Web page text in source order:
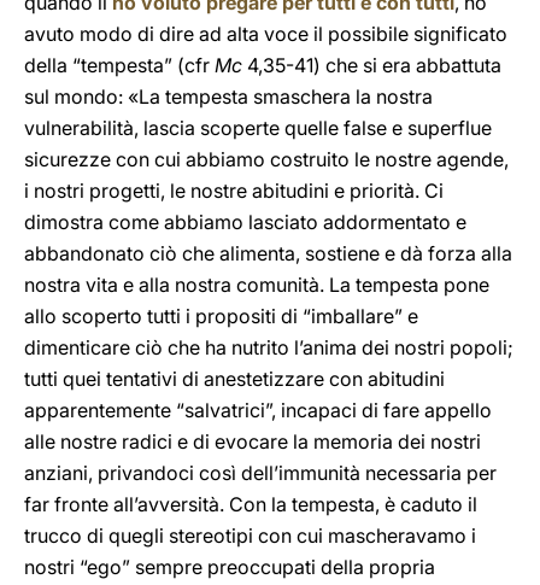
avuto modo di dire ad alta voce il possibile significato
della “tempesta” (cfr Mc 4,35-41) che si era abbattuta
sul mondo: «La tempesta smaschera la nostra
vulnerabilità, lascia scoperte quelle false e superflue
sicurezze con cui abbiamo costruito le nostre agende,
i nostri progetti, le nostre abitudini e priorità. Ci
dimostra come abbiamo lasciato addormentato e
abbandonato ciò che alimenta, sostiene e dà forza alla
nostra vita e alla nostra comunità. La tempesta pone
allo scoperto tutti i propositi di “imballare” e
dimenticare ciò che ha nutrito l’anima dei nostri popoli;
tutti quei tentativi di anestetizzare con abitudini
apparentemente “salvatrici”, incapaci di fare appello
alle nostre radici e di evocare la memoria dei nostri
anziani, privandoci così dell’immunità necessaria per
far fronte all’avversità. Con la tempesta, è caduto il
trucco di quegli stereotipi con cui mascheravamo i
nostri “ego” sempre preoccupati della propria